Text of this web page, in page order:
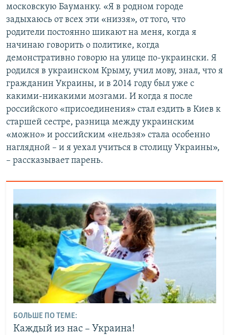
московскую Бауманку. «Я в родном городе
задыхаюсь от всех эти «низзя», от того, что
родители постоянно шикают на меня, когда я
начинаю говорить о политике, когда
демонстративно говорю на улице по-украински. Я
родился в украинском Крыму, учил мову, знал, что я
гражданин Украины, и в 2014 году был уже с
какими-никакими мозгами. И когда я после
российского «присоединения» стал ездить в Киев к
старшей сестре, разница между украинским
«можно» и российским «нельзя» стала особенно
наглядной – и я уехал учиться в столицу Украины»,
– рассказывает парень.
БОЛЬШЕ ПО ТЕМЕ:
Каждый из нас – Украина!